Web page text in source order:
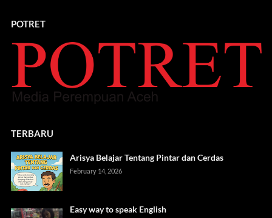
POTRET
TERBARU
Arisya Belajar Tentang Pintar dan Cerdas
February 14, 2026
Easy way to speak English